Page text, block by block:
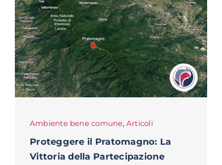
Ambiente bene comune, Articoli
Proteggere il Pratomagno: La
Vittoria della Partecipazione